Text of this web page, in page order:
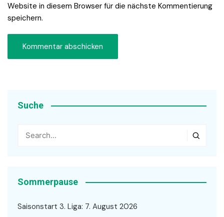
Website in diesem Browser für die nächste Kommentierung
speichern.
Suche
Sommerpause
Saisonstart 3. Liga: 7. August 2026